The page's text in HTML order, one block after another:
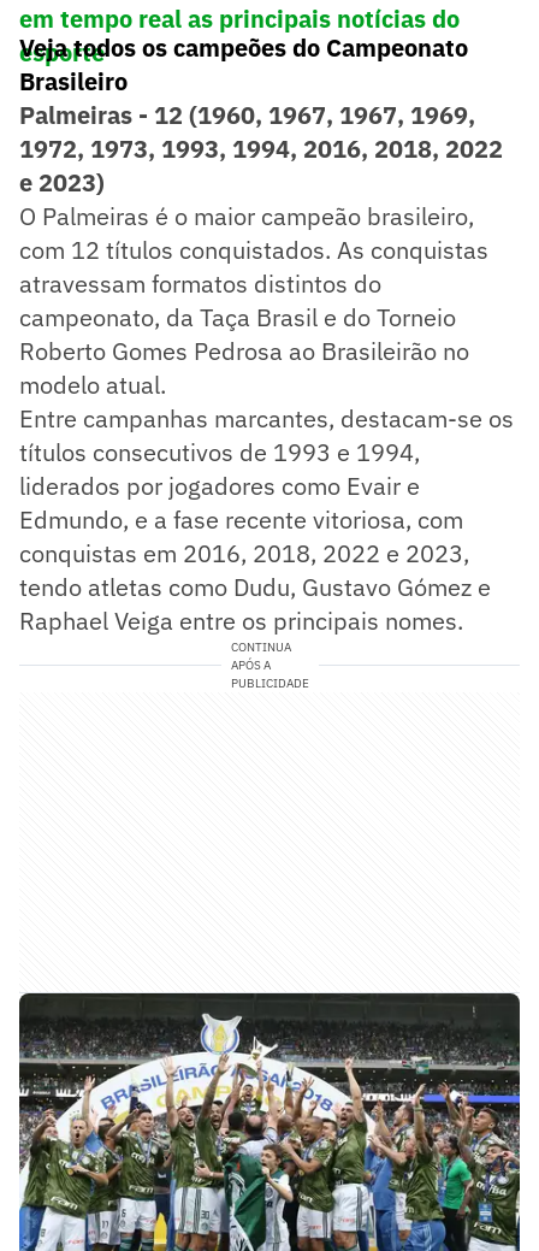
em tempo real as principais notícias do
esporte
Veja todos os campeões do Campeonato
Brasileiro
Palmeiras - 12 (1960, 1967, 1967, 1969,
1972, 1973, 1993, 1994, 2016, 2018, 2022
e 2023)
O Palmeiras é o maior campeão brasileiro,
com 12 títulos conquistados. As conquistas
atravessam formatos distintos do
campeonato, da Taça Brasil e do Torneio
Roberto Gomes Pedrosa ao Brasileirão no
modelo atual.
Entre campanhas marcantes, destacam-se os
títulos consecutivos de 1993 e 1994,
liderados por jogadores como Evair e
Edmundo, e a fase recente vitoriosa, com
conquistas em 2016, 2018, 2022 e 2023,
tendo atletas como Dudu, Gustavo Gómez e
Raphael Veiga entre os principais nomes.
CONTINUA
APÓS A
PUBLICIDADE